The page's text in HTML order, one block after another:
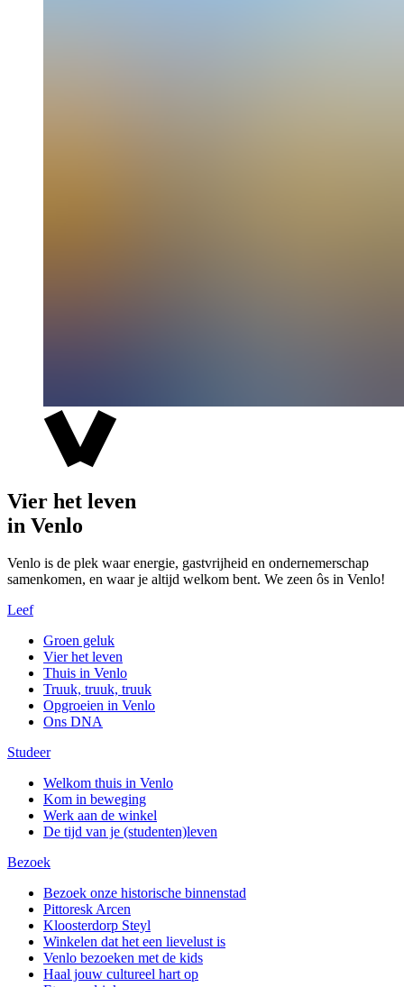
Vier het leven
in Venlo
Venlo is de plek waar energie, gastvrijheid en ondernemerschap
samenkomen, en waar je altijd welkom bent. We zeen ôs in Venlo!
Leef
Groen geluk
Vier het leven
Thuis in Venlo
Truuk, truuk, truuk
Opgroeien in Venlo
Ons DNA
Studeer
Welkom thuis in Venlo
Kom in beweging
Werk aan de winkel
De tijd van je (studenten)leven
Bezoek
Bezoek onze historische binnenstad
Pittoresk Arcen
Kloosterdorp Steyl
Winkelen dat het een lievelust is
Venlo bezoeken met de kids
Haal jouw cultureel hart op